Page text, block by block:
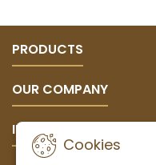
PRODUCTS
OUR COMPANY
IHR KONTO
Cookies